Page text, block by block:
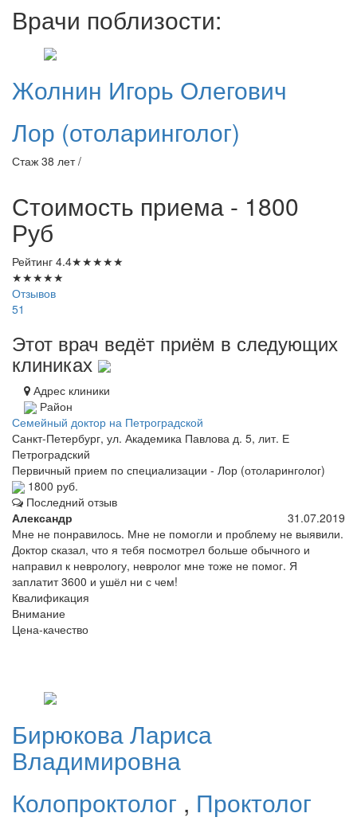
Врачи поблизости:
Жолнин Игорь Олегович
Лор (отоларинголог)
Стаж 38 лет /
Стоимость приема - 1800
Руб
Рейтинг 4.4★★★★★
★★★★★
Отзывов
51
Этот врач ведёт приём в следующих
клиниках
Адрес клиники
Район
Семейный доктор на Петроградской
Санкт-Петербург, ул. Академика Павлова д. 5, лит. Е
Петроградский
Первичный прием по специализации - Лор (отоларинголог)
1800 руб.
Последний отзыв
Александр
31.07.2019
Мне не понравилось. Мне не помогли и проблему не выявили.
Доктор сказал, что я тебя посмотрел больше обычного и
направил к неврологу, невролог мне тоже не помог. Я
заплатит 3600 и ушёл ни с чем!
Квалификация
Внимание
Цена-качество
БирюковаЛариса
Владимировна
Колопроктолог , Проктолог